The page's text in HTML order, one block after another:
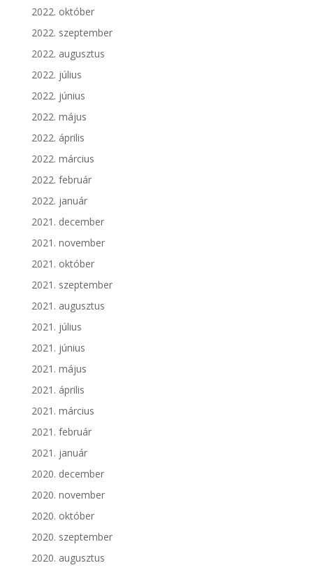
2022. október
2022. szeptember
2022. augusztus
2022. július
2022. június
2022. május
2022. április
2022. március
2022. február
2022. január
2021. december
2021. november
2021. október
2021. szeptember
2021. augusztus
2021. július
2021. június
2021. május
2021. április
2021. március
2021. február
2021. január
2020. december
2020. november
2020. október
2020. szeptember
2020. augusztus